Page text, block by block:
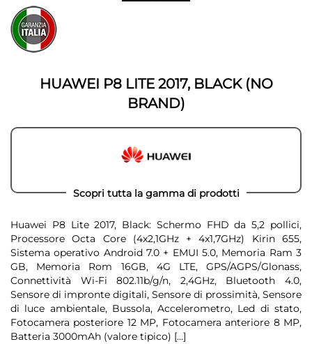
galleria
di
immagini
Vai
all'inizio
della
galleria
immaginiHUAWEI P8 LITE 2017, BLACK (NO
BRAND)
Scopri tutta la gamma di prodotti
Huawei P8 Lite 2017, Black: Schermo FHD da 5,2 pollici,
Processore Octa Core (4x2,1GHz + 4x1,7GHz) Kirin 655,
Sistema operativo Android 7.0 + EMUI 5.0, Memoria Ram 3
GB, Memoria Rom 16GB, 4G LTE, GPS/AGPS/Glonass,
Connettività Wi-Fi 802.11b/g/n, 2,4GHz, Bluetooth 4.0,
Sensore di impronte digitali, Sensore di prossimità, Sensore
di luce ambientale, Bussola, Accelerometro, Led di stato,
Fotocamera posteriore 12 MP, Fotocamera anteriore 8 MP,
Batteria 3000mAh (valore tipico) [...]